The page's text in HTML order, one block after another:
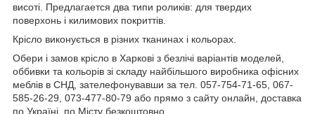
висоті. Предлагается два типи роликів: для твердих
поверхонь і килимових покриттів.
Крісло виконується в різних тканинах і кольорах.
Обери і замов крісло в Харкові з безлічі варіантів моделей,
оббивки та кольорів зі складу найбільшого виробника офісних
меблів в СНД, зателефонувавши за тел. 057-754-71-65, 067-
585-26-29, 073-477-80-79 або прямо з сайту онлайн, доставка
по Україні, по Місту безкоштовно.